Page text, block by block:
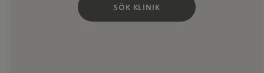
SÖK KLINIK